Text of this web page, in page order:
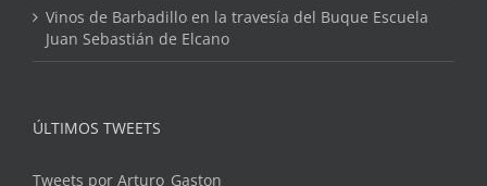
Vinos de Barbadillo en la travesía del Buque Escuela
Juan Sebastián de Elcano
ÚLTIMOS TWEETS
Tweets por Arturo_Gaston